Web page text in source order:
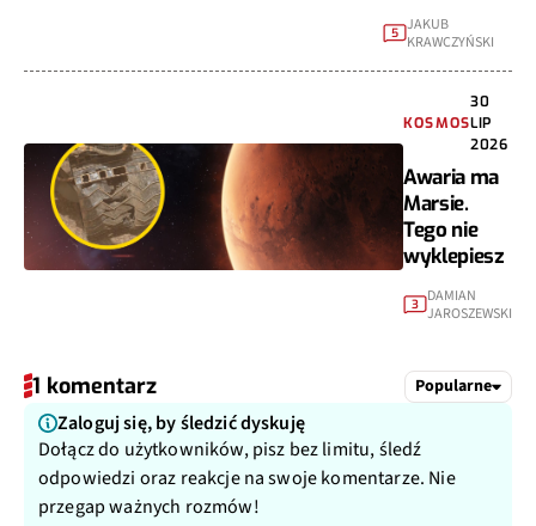
5 JAKUB
KRAWCZYŃSKI
KOSMOS
30
LIP
2026
Awaria ma
Marsie.
Tego nie
wyklepiesz
3
DAMIAN
JAROSZEWSKI
1 komentarz Popularne
Zaloguj się, by śledzić dyskuję
Dołącz do użytkowników, pisz bez limitu, śledź
odpowiedzi oraz reakcje na swoje komentarze. Nie
przegap ważnych rozmów!